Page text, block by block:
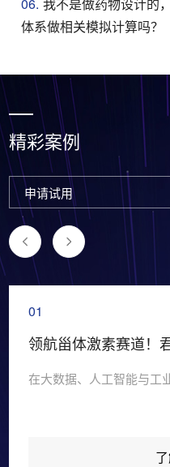
体系做相关模拟计算吗？
精彩案例
申请试用
01
领航甾体激素赛道！
在大数据、人工智能与工